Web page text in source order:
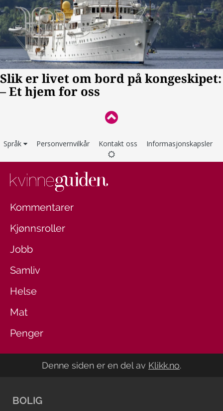
Språk Personvernvilkår Kontakt oss Informasjonskapsler
Kommentarer
Kjønnsroller
Jobb
Samliv
Helse
Mat
Penger
Denne siden er en del av Klikk.no.
BOLIG